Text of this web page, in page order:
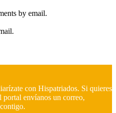
by email.
con Hispatriados. Si quieres
portal envíanos un correo,